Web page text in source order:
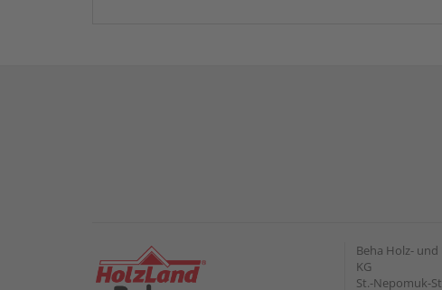
Beha Holz-
KG
St.-Nepomuk-